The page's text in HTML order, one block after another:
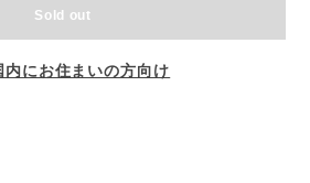
Sold out
内にお住まいの方向け